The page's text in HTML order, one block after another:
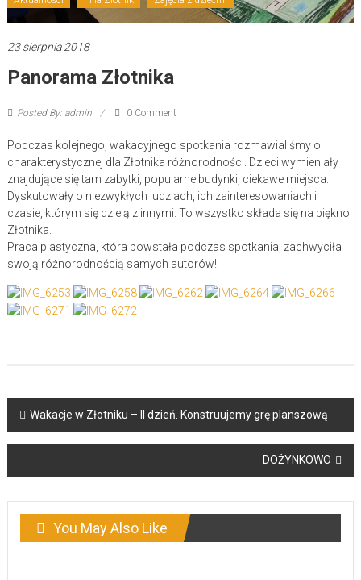
23 sierpnia 2018
Panorama Złotnika
Posted By: admin 0 Comment
Podczas kolejnego, wakacyjnego spotkania rozmawialiśmy o
charakterystycznej dla Złotnika różnorodności. Dzieci wymieniały
znajdujące się tam zabytki, popularne budynki, ciekawe miejsca.
Dyskutowały o niezwykłych ludziach, ich zainteresowaniach i
czasie, którym się dzielą z innymi. To wszystko składa się na piękno
Złotnika.
Praca plastyczna, która powstała podczas spotkania, zachwyciła
swoją różnorodnością samych autorów!
Post
navigation
Wakacje w Złotniku – II dzień. Konstruujemy grę planszową
DOŻYNKOWO
You May Also Like